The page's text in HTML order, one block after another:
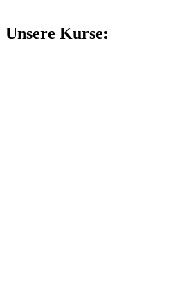
Unsere Kurse: